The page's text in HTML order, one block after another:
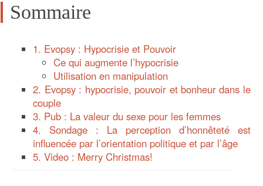
Sommaire
1. Evopsy : Hypocrisie et Pouvoir
Ce qui augmente l’hypocrisie
Utilisation en manipulation
2. Evopsy : hypocrisie, pouvoir et bonheur dans le
couple
3. Pub : La valeur du sexe pour les femmes
4. Sondage : La perception d’honnêteté est
influencée par l’orientation politique et par l’âge
5. Video : Merry Christmas!